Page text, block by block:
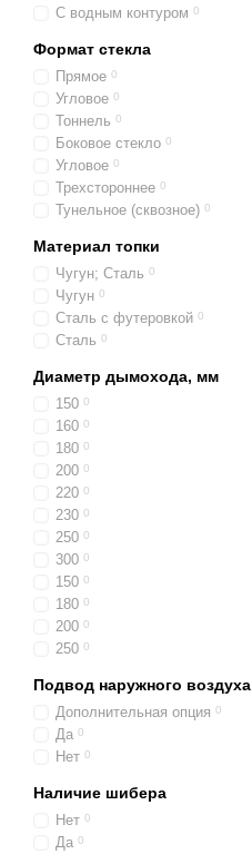
С водным контуром 0
Формат стекла
Прямое 0
Угловое 0
Тоннель 0
Боковое стекло 0
Угловое 0
Трехстороннее 0
Тунельное (сквозное) 0
Материал топки
Чугун; Сталь 0
Чугун 0
Сталь с футеровкой 0
Сталь 0
Диаметр дымохода, мм
150 0
160 0
180 0
200 0
220 0
230 0
250 0
300 0
150 0
180 0
200 0
250 0
Подвод наружного воздуха
Дополнительная опция 0
Да 0
Нет 0
Наличие шибера
Нет 0
Да 0